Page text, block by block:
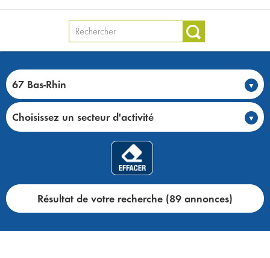
67 Bas-Rhin
Choisissez un secteur d'activité
Résultat de votre recherche (89 annonces)